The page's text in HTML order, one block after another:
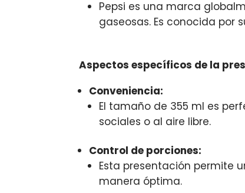
Pepsi es una marca
gaseosas. Es conocida por
Aspectos específicos de la
Conveniencia:
El tamaño de 355 ml es
sociales o al aire libre.
Control de porciones:
Esta presentación permite
manera óptima.